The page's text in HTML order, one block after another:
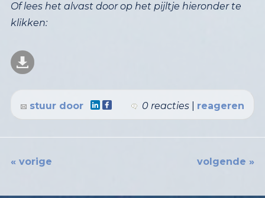
Of lees het alvast door op het pijltje hieronder te
klikken:
0 reacties reageren
stuur door
« vorige volgende »